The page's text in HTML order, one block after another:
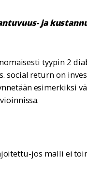
ja
tyypin 2
return on
esimerkiksi
jos malli ei